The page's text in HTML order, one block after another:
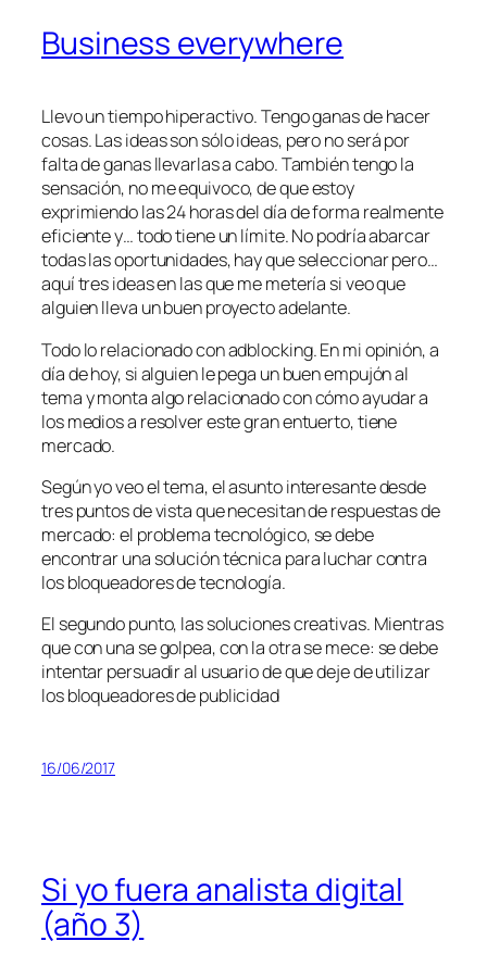
Business everywhere
Llevo un tiempo hiperactivo. Tengo ganas de hacer
cosas. Las ideas son sólo ideas, pero no será por
falta de ganas llevarlas a cabo. También tengo la
sensación, no me equivoco, de que estoy
exprimiendo las 24 horas del día de forma realmente
eficiente y… todo tiene un límite. No podría abarcar
todas las oportunidades, hay que seleccionar pero…
aquí tres ideas en las que me metería si veo que
alguien lleva un buen proyecto adelante.
Todo lo relacionado con adblocking. En mi opinión, a
día de hoy, si alguien le pega un buen empujón al
tema y monta algo relacionado con cómo ayudar a
los medios a resolver este gran entuerto, tiene
mercado.
Según yo veo el tema, el asunto interesante desde
tres puntos de vista que necesitan de respuestas de
mercado: el problema tecnológico, se debe
encontrar una solución técnica para luchar contra
los bloqueadores de tecnología.
El segundo punto, las soluciones creativas. Mientras
que con una se golpea, con la otra se mece: se debe
intentar persuadir al usuario de que deje de utilizar
los bloqueadores de publicidad
16/06/2017
Si yo fuera analista digital
(año 3)